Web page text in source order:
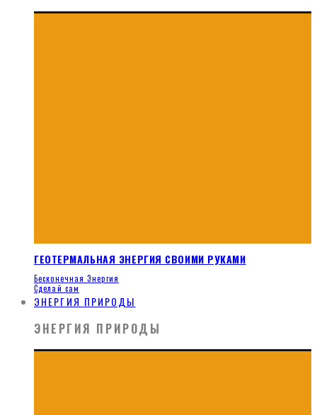
ГЕОТЕРМАЛЬНАЯ ЭНЕРГИЯ СВОИМИ РУКАМИ
Бесконечная Энергия
Сделай сам
ЭНЕРГИЯ ПРИРОДЫ
ЭНЕРГИЯ ПРИРОДЫ